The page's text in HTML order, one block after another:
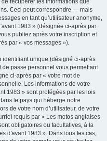
récupérer les informations que
Ceci peut correspondre — mais
en tant qu’utilisateur anonyme,
1983 » (désignée ci-après par
publiez après votre inscription et
par « vos messages »).
identifiant unique (désigné ci-après
de passe personnel vous permettant
ci-après par « votre mot de
Les informations de votre
1983 » sont protégées par les lois
le pays qui héberge notre
de votre nom d’utilisateur, de votre
requis par « Les motos anglaises
obligatoires ou facultatives, à la
d'avant 1983 ». Dans tous les cas,